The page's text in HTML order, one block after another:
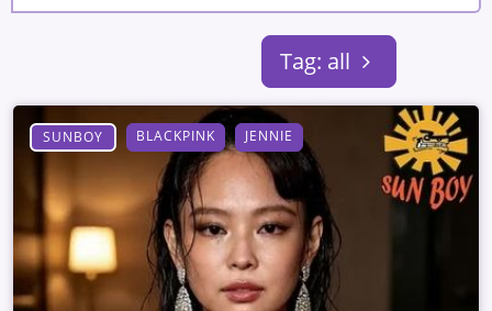
Tag: all
SUNBOY BLACKPINK JENNIE